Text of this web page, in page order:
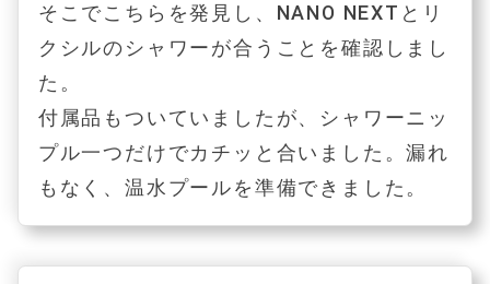
そこでこちらを発見し、NANO NEXTとリ
クシルのシャワーが合うことを確認しまし
た。
付属品もついていましたが、シャワーニッ
プル一つだけでカチッと合いました。漏れ
もなく、温水プールを準備できました。